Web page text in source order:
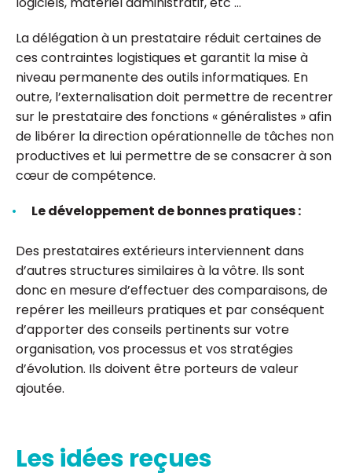
La délégation à un prestataire réduit certaines de
ces contraintes logistiques et garantit la mise à
niveau permanente des outils informatiques. En
outre, l’externalisation doit permettre de recentrer
sur le prestataire des fonctions « généralistes » afin
de libérer la direction opérationnelle de tâches non
productives et lui permettre de se consacrer à son
cœur de compétence.
Le développement de bonnes pratiques :
Des prestataires extérieurs interviennent dans
d’autres structures similaires à la vôtre. Ils sont
donc en mesure d’effectuer des comparaisons, de
repérer les meilleurs pratiques et par conséquent
d’apporter des conseils pertinents sur votre
organisation, vos processus et vos stratégies
d’évolution. Ils doivent être porteurs de valeur
ajoutée.
Les idées reçues